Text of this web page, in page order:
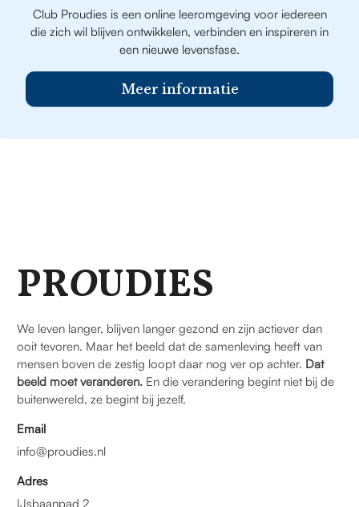
Club Proudies is een online leeromgeving voor iedereen
die zich wil blijven ontwikkelen, verbinden en inspireren in
een nieuwe levensfase.
Meer informatie
PROUDIES
We leven langer, blijven langer gezond en zijn actiever dan
ooit tevoren. Maar het beeld dat de samenleving heeft van
mensen boven de zestig loopt daar nog ver op achter. Dat
beeld moet veranderen. En die verandering begint niet bij de
buitenwereld, ze begint bij jezelf.
Email
info@proudies.nl
Adres
IJsbaanpad 2